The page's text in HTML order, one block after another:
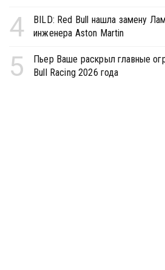
4
BILD: Red Bull нашла замену
инженера Aston Martin
5
Пьер Ваше раскрыл главные
Bull Racing 2026 года